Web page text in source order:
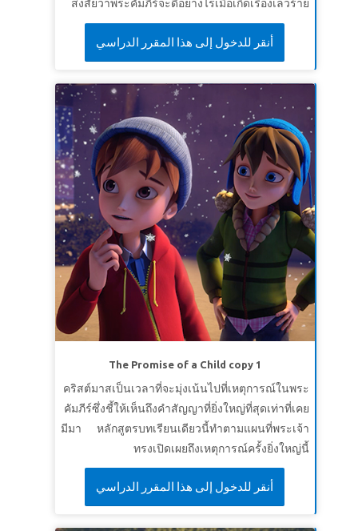
สงสัยว่าพระคัมภีร์จะดีอย่างไรเมื่อเกิดเรื่องเลวร้าย
ขึ้น ซุปเปอร์บุ๊คพาเด็กๆ ไปยังโรม ในสมัยที่เกิดอัคคี
ภัยครั้งใหญ่ในกรุงโรม เด็กๆ ได้พบกับอัครทูตเปาโล
และเด็กหญิงคริสเตียนที่ชื่อจูเลีย เปาโลแสดงให้
เด็กๆ เห็นว่าคริสเตียนทนทุกข์เพราะความเชื่อของ
พวกเขาอย่างไร แต่ยังพบกับกำลังและความหวังใน
พระคัมภีร์ เมื่อเด็กๆ กลับมา จอยมีมุมมองใหม่ ซึ่ง
ทำให้เธอมีความกล้าหาญที่จะแบ่งปันความรักของ
พระคริสต์กับแม่ของเธอ
أنقر للدخول إلى هذا المقرر الدراسي
The Promise of a Child copy 1
คริสต์มาสเป็นเวลาที่จะมุ่งเน้นไปที่เหตุการณ์ในพระ
คัมภีร์ซึ่งชี้ให้เห็นถึงคำสัญญาที่ยิ่งใหญ่ที่สุดเท่าที่เคย
มีมา หลักสูตรบทเรียนเดียวนี้ทำตามแผนที่พระเจ้า
ทรงเปิดเผยถึงเหตุการณ์ครั้งยิ่งใหญ่นี้
أنقر للدخول إلى هذا المقرر الدراسي